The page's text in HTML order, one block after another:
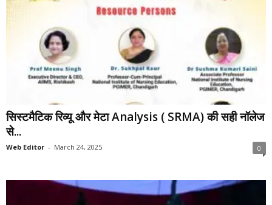
सिस्टमैटिक रिव्यू और मेटा Analysis ( SRMA) की सही नॉलेज
से...
Web Editor - March 24, 2025 0